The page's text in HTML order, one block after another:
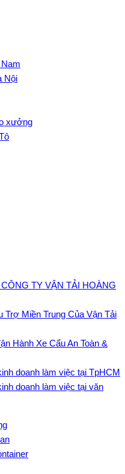
Nội
xưởng
TY VẬN TẢI HOÀNG
Miền Trung Của Vận Tải
Hành Xe Cẩu An Toàn &
doanh làm việc tại TpHCM
doanh làm việc tại văn